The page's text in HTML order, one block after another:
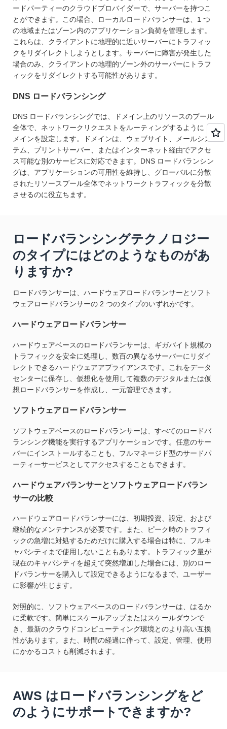
ードパーティーのクラウドプロバイダーで、サーバーを持つこ
とができます。この場合、ローカルロードバランサーは、1 つ
の地域またはゾーン内のアプリケーション負荷を管理します。
これらは、クライアントに地理的に近いサーバーにトラフィッ
クをリダイレクトしようとします。サーバーに障害が発生した
場合のみ、クライアントの地理的ゾーン外のサーバーにトラフ
ィックをリダイレクトする可能性があります。
DNS ロードバランシング
DNS ロードバランシングでは、ドメイン上のリソースのプール
全体で、ネットワークリクエストをルーティングするようにド
メインを設定します。ドメインは、ウェブサイト、メールシス
テム、プリントサーバー、またはインターネット経由でアクセ
ス可能な別のサービスに対応できます。DNS ロードバランシン
グは、アプリケーションの可用性を維持し、グローバルに分散
されたリソースプール全体でネットワークトラフィックを分散
させるのに役立ちます。
ロードバランシングテクノロジー
のタイプにはどのようなものがあ
りますか?
ロードバランサーは、ハードウェアロードバランサーとソフト
ウェアロードバランサーの 2 つのタイプのいずれかです。
ハードウェアロードバランサー
ハードウェアベースのロードバランサーは、ギガバイト規模の
トラフィックを安全に処理し、数百の異なるサーバーにリダイ
レクトできるハードウェアアプライアンスです。これをデータ
センターに保存し、仮想化を使用して複数のデジタルまたは仮
想ロードバランサーを作成し、一元管理できます。
ソフトウェアロードバランサー
ソフトウェアベースのロードバランサーは、すべてのロードバ
ランシング機能を実行するアプリケーションです。任意のサー
バーにインストールすることも、フルマネージド型のサードパ
ーティーサービスとしてアクセスすることもできます。
ハードウェアバランサーとソフトウェアロードバラン
サーの比較
ハードウェアロードバランサーには、初期投資、設定、および
継続的なメンテナンスが必要です。また、ピーク時のトラフィ
ックの急増に対処するためだけに購入する場合は特に、フルキ
ャパシティまで使用しないこともあります。トラフィック量が
現在のキャパシティを超えて突然増加した場合には、別のロー
ドバランサーを購入して設定できるようになるまで、ユーザー
に影響が生じます。
対照的に、ソフトウェアベースのロードバランサーは、はるか
に柔軟です。簡単にスケールアップまたはスケールダウンで
き、最新のクラウドコンピューティング環境とのより高い互換
性があります。また、時間の経過に伴って、設定、管理、使用
にかかるコストも削減されます。
AWS はロードバランシングをど
のようにサポートできますか?